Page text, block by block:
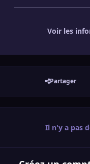
Voir les
Partager
Il n'y a pas